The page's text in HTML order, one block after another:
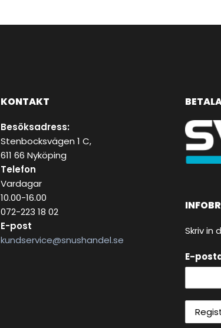
KONTAKT
Besöksadress:
Stenbocksvägen 1 C,
611 66 Nyköping
Telefon
Vardagar
10.00-16.00
072-223 18 02
E-post
kundservice@snushandel.se
Skriv in
E-